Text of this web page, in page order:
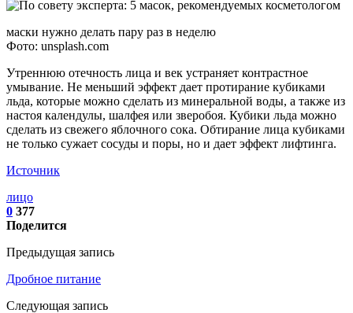
маски нужно делать пару раз в неделю
Фото: unsplash.com
Утреннюю отечность лица и век устраняет контрастное
умывание. Не меньший эффект дает протирание кубиками
льда, которые можно сделать из минеральной воды, а также из
настоя календулы, шалфея или зверобоя. Кубики льда можно
сделать из свежего яблочного сока. Обтирание лица кубиками
не только сужает сосуды и поры, но и дает эффект лифтинга.
Источник
лицо
0 377
Поделится
Предыдущая запись
Дробное питание
Следующая запись